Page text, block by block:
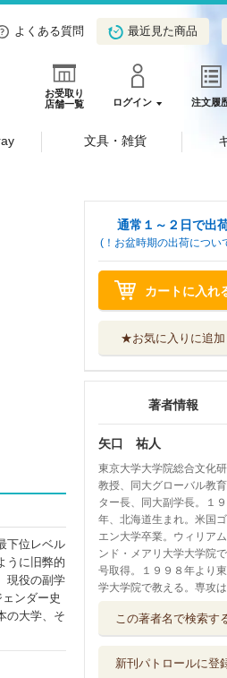
よくある質問 最近見た商品
お受取り
店舗一覧
ログイン 注文履
文具・雑貨
下位レベル
うに旧弊的
現役の副学
ンダー史
の大学、そ
通常１～２日で出
(！お盆時期の出荷につい
カートに入れ
★お気に入りに追加
著者情報
矢口 祐人
東京大学大学院総合文化
教授、同大グローバル教
ター長、同大副学長。１９
年、北海道生まれ。米国
エン大学卒業。ウィリア
ンド・メアリ大学大学院
号取得。１９９８年より
学大学院で教える。専攻
この著者名で検索す
新刊パトロールに登
史・記憶・教
入門ハワイ・真